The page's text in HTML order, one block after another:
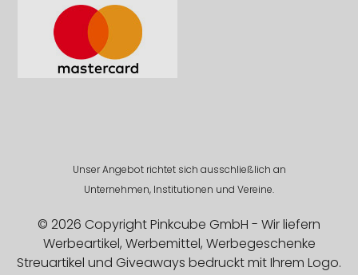
Unser Angebot richtet sich ausschließlich an
Unternehmen, Institutionen und Vereine.
© 2026 Copyright Pinkcube GmbH - Wir liefern
Werbeartikel, Werbemittel, Werbegeschenke
Streuartikel und Giveaways bedruckt mit Ihrem Logo.